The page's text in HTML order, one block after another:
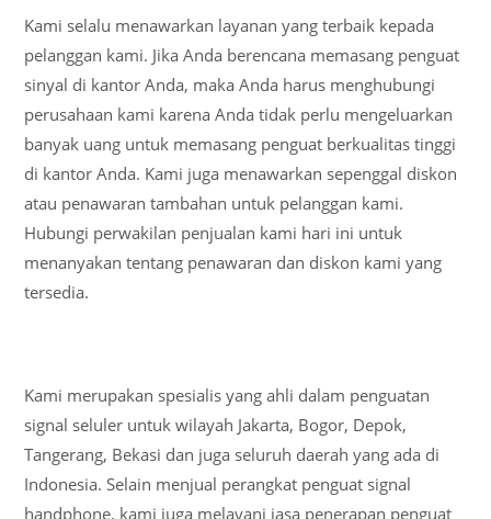
Kami selalu menawarkan layanan yang terbaik kepada
pelanggan kami. Jika Anda berencana memasang penguat
sinyal di kantor Anda, maka Anda harus menghubungi
perusahaan kami karena Anda tidak perlu mengeluarkan
banyak uang untuk memasang penguat berkualitas tinggi
di kantor Anda. Kami juga menawarkan sepenggal diskon
atau penawaran tambahan untuk pelanggan kami.
Hubungi perwakilan penjualan kami hari ini untuk
menanyakan tentang penawaran dan diskon kami yang
tersedia.
Kami merupakan spesialis yang ahli dalam penguatan
signal seluler untuk wilayah Jakarta, Bogor, Depok,
Tangerang, Bekasi dan juga seluruh daerah yang ada di
Indonesia. Selain menjual perangkat penguat signal
handphone, kami juga melayani jasa penerapan penguat